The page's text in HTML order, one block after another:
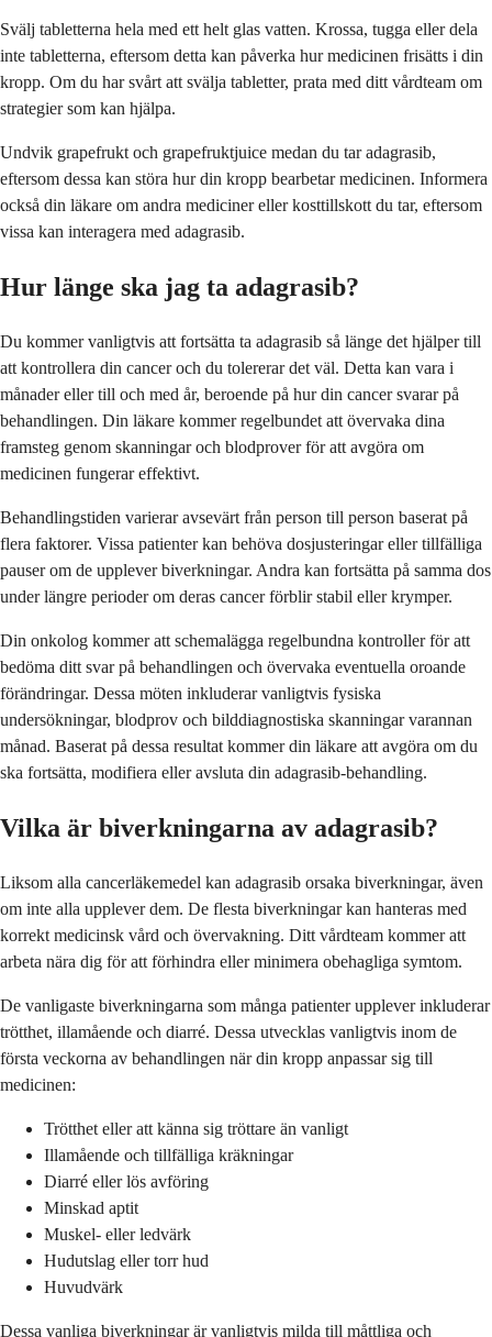
Svälj tabletterna hela med ett helt glas vatten. Krossa, tugga eller dela
inte tabletterna, eftersom detta kan påverka hur medicinen frisätts i din
kropp. Om du har svårt att svälja tabletter, prata med ditt vårdteam om
strategier som kan hjälpa.
Undvik grapefrukt och grapefruktjuice medan du tar adagrasib,
eftersom dessa kan störa hur din kropp bearbetar medicinen. Informera
också din läkare om andra mediciner eller kosttillskott du tar, eftersom
vissa kan interagera med adagrasib.
Hur länge ska jag ta adagrasib?
Du kommer vanligtvis att fortsätta ta adagrasib så länge det hjälper till
att kontrollera din cancer och du tolererar det väl. Detta kan vara i
månader eller till och med år, beroende på hur din cancer svarar på
behandlingen. Din läkare kommer regelbundet att övervaka dina
framsteg genom skanningar och blodprover för att avgöra om
medicinen fungerar effektivt.
Behandlingstiden varierar avsevärt från person till person baserat på
flera faktorer. Vissa patienter kan behöva dosjusteringar eller tillfälliga
pauser om de upplever biverkningar. Andra kan fortsätta på samma dos
under längre perioder om deras cancer förblir stabil eller krymper.
Din onkolog kommer att schemalägga regelbundna kontroller för att
bedöma ditt svar på behandlingen och övervaka eventuella oroande
förändringar. Dessa möten inkluderar vanligtvis fysiska
undersökningar, blodprov och bilddiagnostiska skanningar varannan
månad. Baserat på dessa resultat kommer din läkare att avgöra om du
ska fortsätta, modifiera eller avsluta din adagrasib-behandling.
Vilka är biverkningarna av adagrasib?
Liksom alla cancerläkemedel kan adagrasib orsaka biverkningar, även
om inte alla upplever dem. De flesta biverkningar kan hanteras med
korrekt medicinsk vård och övervakning. Ditt vårdteam kommer att
arbeta nära dig för att förhindra eller minimera obehagliga symtom.
De vanligaste biverkningarna som många patienter upplever inkluderar
trötthet, illamående och diarré. Dessa utvecklas vanligtvis inom de
första veckorna av behandlingen när din kropp anpassar sig till
medicinen:
Trötthet eller att känna sig tröttare än vanligt
Illamående och tillfälliga kräkningar
Diarré eller lös avföring
Minskad aptit
Muskel- eller ledvärk
Hudutslag eller torr hud
Huvudvärk
Dessa vanliga biverkningar är vanligtvis milda till måttliga och